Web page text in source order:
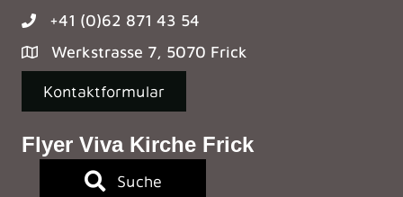
+41 (0)62 871 43 54
Werkstrasse 7, 5070 Frick
Kontaktformular
Flyer Viva Kirche Frick
Suche